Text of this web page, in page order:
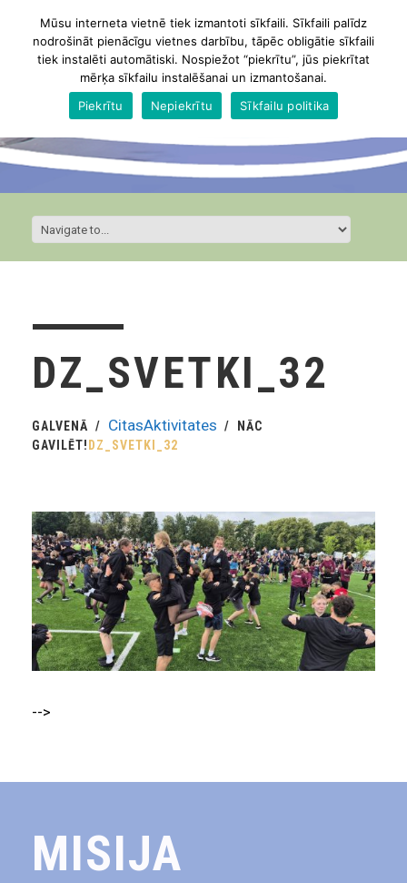
DZ_SVETKI_32
GALVENĀ CitasAktivitates
NĀC
GAVILĒT! DZ_SVETKI_32
-->
MISIJA
Mūsu interneta vietnē tiek izmantoti sīkfaili. Sīkfaili palīdz
nodrošināt pienācīgu vietnes darbību, tāpēc obligātie sīkfaili
tiek instalēti automātiski. Nospiežot “piekrītu”, jūs piekrītat
mērķa sīkfailu instalēšanai un izmantošanai.
Piekrītu
Nepiekrītu Sīkfailu politika